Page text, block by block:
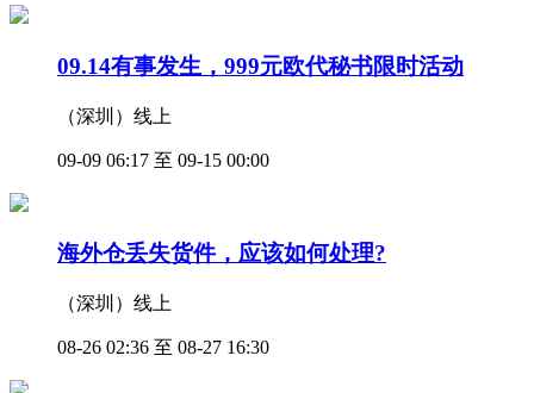
09.14有事发生，999元欧代秘书限时活动
（深圳）线上
09-09 06:17 至 09-15 00:00
海外仓丢失货件，应该如何处理?
（深圳）线上
08-26 02:36 至 08-27 16:30